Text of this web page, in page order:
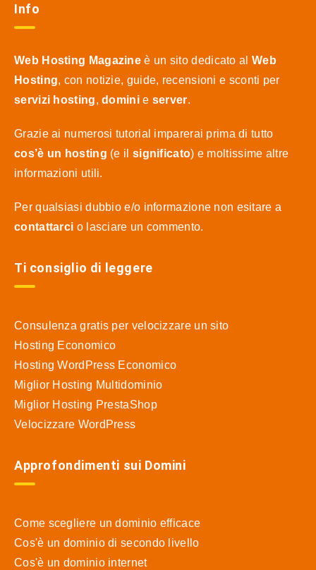
Info
Web Hosting Magazine è un sito dedicato al Web
Hosting, con notizie, guide, recensioni e sconti per
servizi hosting,dominie server.
Grazie ai numerosi tutorial imparerai prima di tutto
cos’è un hosting (e il significato) e moltissime altre
informazioni utili.
Per qualsiasi dubbio e/o informazione non esitare a
contattarci o lasciare un commento.
Ti consiglio di leggere
Consulenza gratis per velocizzare un sito
Hosting Economico
Hosting WordPress Economico
Miglior Hosting Multidominio
Miglior Hosting PrestaShop
Velocizzare WordPress
Approfondimenti sui Domini
Come scegliere un dominio efficace
Cos'è un dominio di secondo livello
Cos'è un dominio internet